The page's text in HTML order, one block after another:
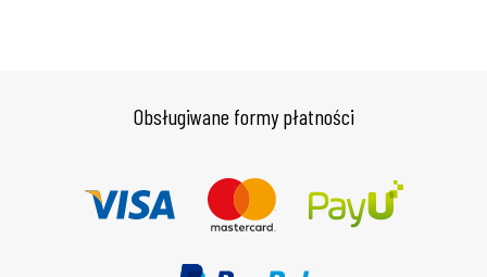
Obsługiwane formy płatności